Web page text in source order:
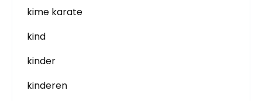
kime karate
kind
kinder
kinderen